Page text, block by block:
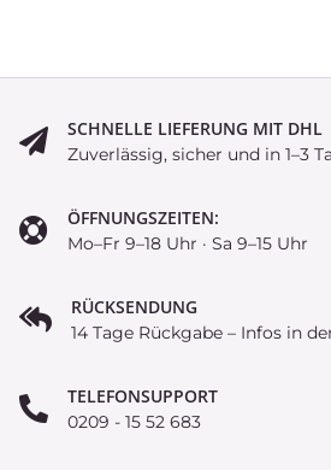
SCHNELLE LIEFERUNG MIT DHL
Zuverlässig, sicher und in 1–3
ÖFFNUNGSZEITEN:
Mo–Fr 9–18 Uhr · Sa 9–15 Uhr
RÜCKSENDUNG
14 Tage Rückgabe – Infos in
TELEFONSUPPORT
0209 - 15 52 683